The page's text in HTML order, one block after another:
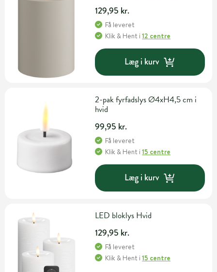
129,95 kr.
Få leveret
Klik & Hent i12 centre
Læg i kurv
2-pak fyrfadslys Ø4xH4,5 cm i
hvid
99,95 kr.
Få leveret
Klik & Hent i15 centre
Læg i kurv
LED bloklys Hvid
129,95 kr.
Få leveret
Klik & Hent i15 centre